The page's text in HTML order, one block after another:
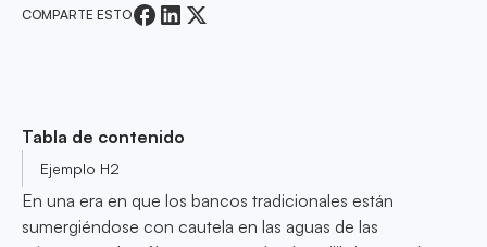
COMPARTE ESTO
Tabla de contenido
Ejemplo H2
En una era en que los bancos tradicionales están
sumergiéndose con cautela en las aguas de las